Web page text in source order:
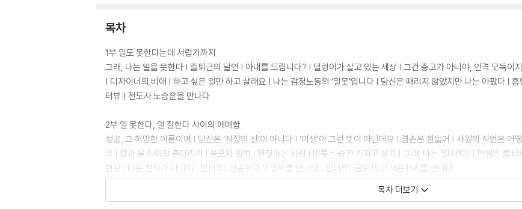
목차
1부 일도 못한다는데 서럽기까지
그래, 나는 일을 못한다 | 출퇴근의 달인 | 아내를 드립니다? | 덜렁이가 살고 있는 세상 | 그건 충고가 아니야, 인격 모독이
| 디자이너의 비애 | 하고 싶은 일만 하고 살래요 | 나는 감정노동의 ‘일못’입니다 | 당신은 때리지 않았지만 나는 아팠다 |
터뷰 ) 전도사 노승훈을 만나다
2부 일 못한다, 일 잘한다 사이의 애매함
성공, 그 허망한 이름이여 | 당신은 ‘직장의 신’이 아니다 | ‘미생’이 그런 뜻이 아닌데요 | 겸손은 힘들어 | 사원의 직언은
라 | 갑과 을 사이의 줄다리기 | 쓸모와 잉여 | 딴짓하는 사람 | 미루는 습관 가지고 살기 | 그래, 나는 ‘길치’다! | 인생은 롱
현황 | 나는 천사가 아니야 | 인터뷰) 방송작가 무명씨를 만나다 | 인터뷰) 글로 먹고 사는 H씨를 만나다
목차 더보기